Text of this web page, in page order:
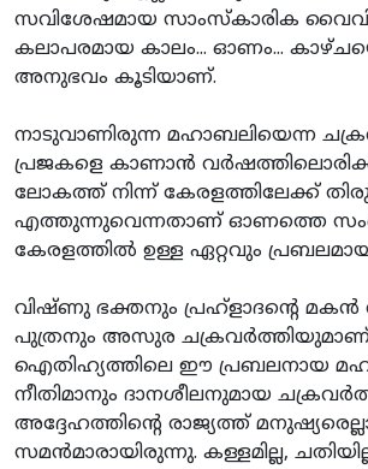
സവിശേഷമായ സാംസ്‌കാരിക
കലാപരമായ കാലം... ഓണം...
അനുഭവം കൂടിയാണ്.
നാടുവാണിരുന്ന മഹാബലിയെന്ന
പ്രജകളെ കാണാന്‍
ലോകത്ത് നിന്ന് കേരളത്തിലേക്ക്
എത്തുന്നുവെന്നതാണ് ഓണത്തെ
കേരളത്തില്‍ ഉള്ള ഏറ്റവും
വിഷ്ണു ഭക്തനും പ്രഹ്‌ളാദന്റെ മകന്‍
പുത്രനും അസുര
ഐതിഹ്യത്തിലെ ഈ പ്രബലനായ
നീതിമാനും ദാനശീലനുമായ
അദ്ദേഹത്തിന്റെ രാജ്യത്ത്
സമന്‍മാരായിരുന്നു. കള്ളമില്ല, ചതിയില്ല,